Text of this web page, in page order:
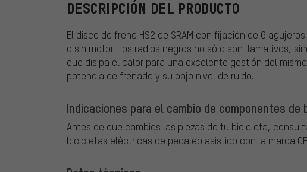
DESCRIPCIÓN DEL PRODUCTO
El disco de freno HS2 de SRAM con fijación de 6
o sin motor. Los radios negros no sólo son llamativos,
que disipa el calor para una excelente gestión del
potencia de frenado y su bajo nivel de ruido.
Indicaciones para el cambio de componentes
Antes de que cambies las piezas de tu bicicleta,
bicicletas eléctricas de pedaleo asistido con la marca